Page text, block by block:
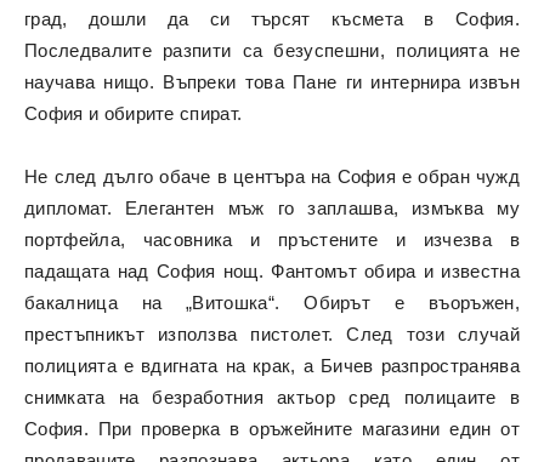
град, дошли да си търсят късмета в София.
Последвалите разпити са безуспешни, полицията не
научава нищо. Въпреки това Пане ги интернира извън
София и обирите спират.
Не след дълго обаче в центъра на София е обран чужд
дипломат. Елегантен мъж го заплашва, измъква му
портфейла, часовника и пръстените и изчезва в
падащата над София нощ. Фантомът обира и известна
бакалница на „Витошка“. Обирът е въоръжен,
престъпникът използва пистолет. След този случай
полицията е вдигната на крак, а Бичев разпространява
снимката на безработния актьор сред полицаите в
София. При проверка в оръжейните магазини един от